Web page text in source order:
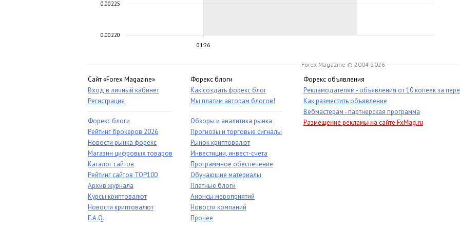
01:26
0.00220
0.00225
Forex Magazine © 2004-2026
Сайт «Forex Magazine»
Вход в личный кабинет
Регистрация
Форекс блоги
Рейтинг брокеров 2026
Новости рынка форекс
Магазин цифровых товаров
Каталог сайтов
Рейтинг сайтов TOP100
Архив журнала
Курсы криптовалют
Новости криптовалют
F.A.Q.
Форекс блоги
Как создать форекс блог
Мы платим авторам блогов!
Обзоры и аналитика рынка
Прогнозы и торговые сигналы
Рынок криптовалют
Инвестиции, инвест-счета
Программное обеспечение
Обучающие материалы
Платные блоги
Анонсы мероприятий
Новости компаний
Прочее
Форекс объявления
Рекламодателям - объявления от 10 копеек за
Как разместить объявление
Вебмастерам - партнерская программа
Размещение рекламы на сайте FxMag.ru